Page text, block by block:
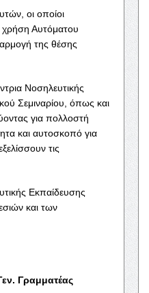
οι οποίοι
χρήση Αυτόματου
της θέσης
Νοσηλευτικής
Σεμιναρίου, όπως και
για πολλοστή
και αυτοσκοπό για
τις
Εκπαίδευσης
και των